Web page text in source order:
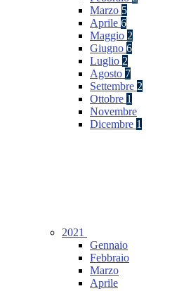
Marzo 5
Aprile 6
Maggio 2
Giugno 6
Luglio 2
Agosto 7
Settembre 2
Ottobre 1
Novembre
Dicembre 1
2021
Gennaio
Febbraio
Marzo
Aprile